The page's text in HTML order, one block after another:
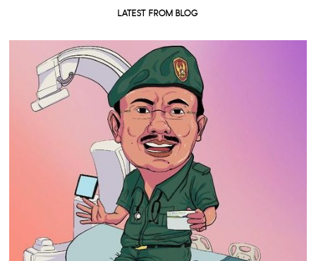
LATEST FROM BLOG